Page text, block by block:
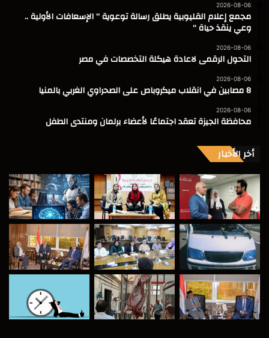
2026-08-06
مجمع إعلام القليوبية يطلق رسالة توعوية ” الإسعافات الأولية ..
وعي ينقذ حياة “
2026-08-06
التحول الرقمى لاعادة هيكلة التخصصات في مصر
2026-08-06
8 مصابين في انقلاب ميكروباص على الصحراوي الغربي بالمنيا
2026-08-06
محافظة الجيزة تعقد اجتماعًا لأعضاء برلمان ومنتدى الطفل
أخر الأخبار